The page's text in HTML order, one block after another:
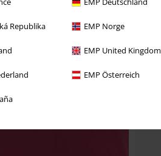
Republika EMP Norge
EMP United Kingdom
EMP Österreich